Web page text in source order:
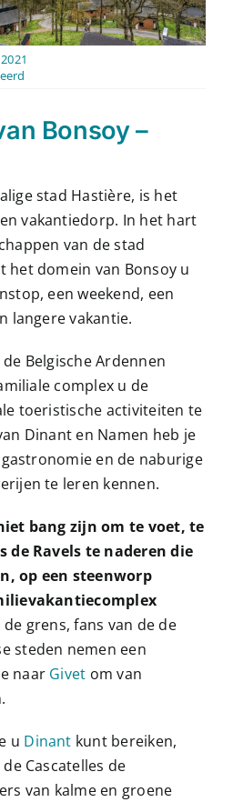
Bonsoy –
stad Hastière, is het
vakantiedorp. In het hart
van de stad
het domein van Bonsoy u
een weekend, een
langere vakantie.
Belgische Ardennen
complex u de
toeristische activiteiten te
Dinant en Namen heb je
en de naburige
te leren kennen.
bang zijn om te voet, te
de Ravels te naderen die
op een steenworp
grens, fans van de de
steden nemen een
naar Givet om van
u Dinant kunt bereiken,
Cascatelles de
van kalme en groene